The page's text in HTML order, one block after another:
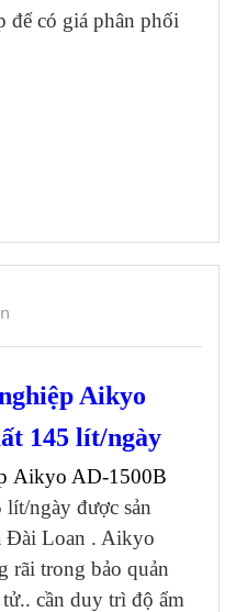
để có giá phân phối
Aikyo
145 lít/ngày
Aikyo AD-1500B
lít/ngày được sản
Đài Loan . Aikyo
rãi trong bảo quản
cần duy trì độ ẩm